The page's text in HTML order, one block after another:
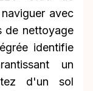
avec
de nettoyage
identifie
un
d'un sol